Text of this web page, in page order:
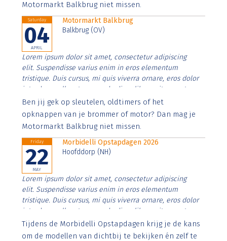
Motormarkt Balkbrug niet missen.
Saturday
04
APRIL
Motormarkt Balkbrug
Balkbrug (OV)
Lorem ipsum dolor sit amet, consectetur adipiscing
elit. Suspendisse varius enim in eros elementum
tristique. Duis cursus, mi quis viverra ornare, eros dolor
interdum nulla, ut commodo diam libero vitae erat.
Aenean faucibus nibh et justo cursus id rutrum lorem
imperdiet. Nunc ut sem vitae risus tristique posuere.
Ben jij gek op sleutelen, oldtimers of het
opknappen van je brommer of motor? Dan mag je
Motormarkt Balkbrug niet missen.
Friday
22
MAY
Morbidelli Opstapdagen 2026
Hoofddorp (NH)
Lorem ipsum dolor sit amet, consectetur adipiscing
elit. Suspendisse varius enim in eros elementum
tristique. Duis cursus, mi quis viverra ornare, eros dolor
interdum nulla, ut commodo diam libero vitae erat.
Aenean faucibus nibh et justo cursus id rutrum lorem
imperdiet. Nunc ut sem vitae risus tristique posuere.
Tijdens de Morbidelli Opstapdagen krijg je de kans
om de modellen van dichtbij te bekijken én zelf te